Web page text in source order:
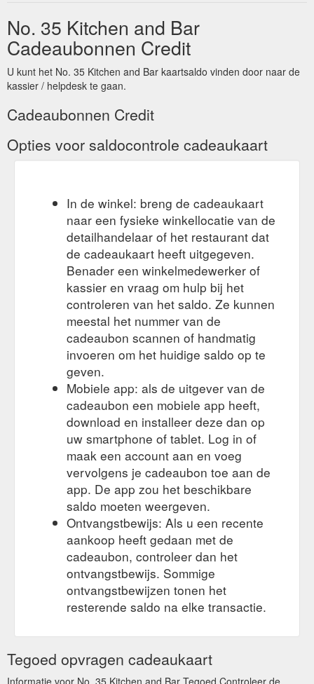
No. 35 Kitchen and Bar
Cadeaubonnen Credit
U kunt het No. 35 Kitchen and Bar kaartsaldo vinden door naar de
kassier / helpdesk te gaan.
Cadeaubonnen Credit
Opties voor saldocontrole cadeaukaart
In de winkel: breng de cadeaukaart
naar een fysieke winkellocatie van de
detailhandelaar of het restaurant dat
de cadeaukaart heeft uitgegeven.
Benader een winkelmedewerker of
kassier en vraag om hulp bij het
controleren van het saldo. Ze kunnen
meestal het nummer van de
cadeaubon scannen of handmatig
invoeren om het huidige saldo op te
geven.
Mobiele app: als de uitgever van de
cadeaubon een mobiele app heeft,
download en installeer deze dan op
uw smartphone of tablet. Log in of
maak een account aan en voeg
vervolgens je cadeaubon toe aan de
app. De app zou het beschikbare
saldo moeten weergeven.
Ontvangstbewijs: Als u een recente
aankoop heeft gedaan met de
cadeaubon, controleer dan het
ontvangstbewijs. Sommige
ontvangstbewijzen tonen het
resterende saldo na elke transactie.
Tegoed opvragen cadeaukaart
Informatie voor No. 35 Kitchen and Bar Tegoed Controleer de